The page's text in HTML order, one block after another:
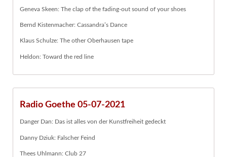
Geneva Skeen: The clap of the fading-out sound of your shoes
Bernd Kistenmacher: Cassandra’s Dance
Klaus Schulze: The other Oberhausen tape
Heldon: Toward the red line
Radio Goethe 05-07-2021
Danger Dan: Das ist alles von der Kunstfreiheit gedeckt
Danny Dziuk: Falscher Feind
Thees Uhlmann: Club 27